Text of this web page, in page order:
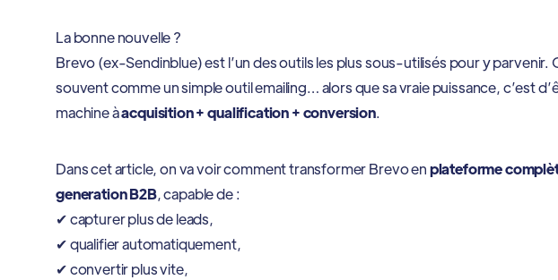
La bonne nouvelle ?
Brevo (ex-Sendinblue) est l’un des outils les plus sous-utilisés pour y parvenir.
souvent comme un simple outil emailing… alors que sa vraie puissance, c’est
machine àacquisition + qualification + conversion.
Dans cet article, on va voir comment transformer Brevo enplateforme
generation B2B, capable de :
✔ capturer plus de leads,
✔ qualifier automatiquement,
✔ convertir plus vite,